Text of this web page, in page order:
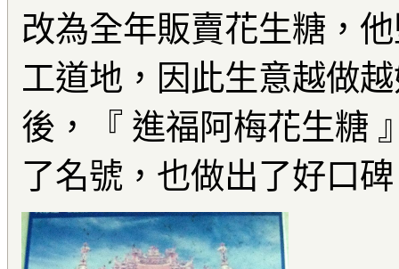
改為全年販賣花生糖，
工道地，因此生意越做
後，『 進福阿梅花生糖
了名號，也做出了好口